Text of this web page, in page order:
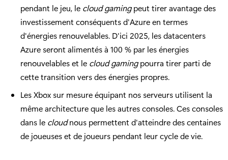
pendant le jeu, le cloud gamingpeut tirer avantage des
investissement conséquents d'Azure en termes
d'énergies renouvelables. D'ici 2025, les datacenters
Azure seront alimentés à 100 % par les énergies
renouvelables et le cloud gamingpourra tirer parti de
cette transition vers des énergies propres.
Les Xbox sur mesure équipant nos serveurs utilisent la
même architecture que les autres consoles. Ces consoles
dans le cloudnous permettent d'atteindre des centaines
de joueuses et de joueurs pendant leur cycle de vie.